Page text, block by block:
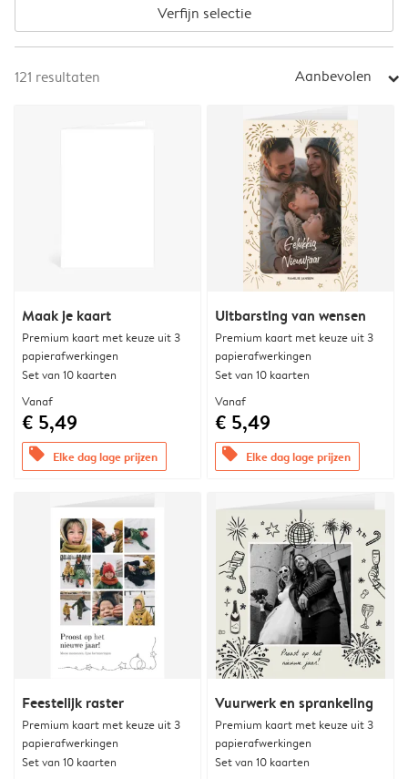
Verfijn selectie
121 resultaten Aanbevolen arrow_right
Maak je kaart
Premium kaart met keuze uit 3
papierafwerkingen
Set van 10 kaarten
Vanaf
€ 5,49
offers Elke dag lage prijzen
Uitbarsting van wensen
Premium kaart met keuze uit 3
papierafwerkingen
Set van 10 kaarten
Vanaf
€ 5,49
offers Elke dag lage prijzen
Feestelijk raster
Premium kaart met keuze uit 3
papierafwerkingen
Set van 10 kaarten
Vuurwerk en sprankeling
Premium kaart met keuze uit 3
papierafwerkingen
Set van 10 kaarten